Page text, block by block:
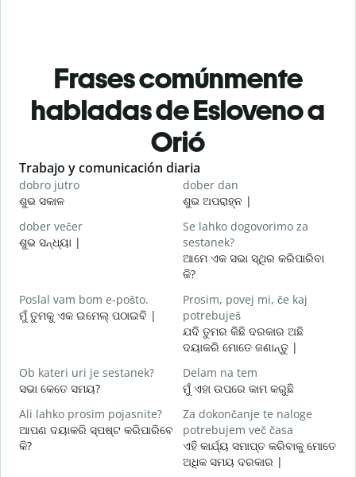
Frases comúnmente
habladas de Esloveno a
Orió
Slide 1 of 6
Trabajo y comunicación diaria
dobro jutro
ଶୁଭ ସକାଳ
dober dan
ଶୁଭ ଅପରାହ୍ନ |
dober večer
ଶୁଭ ସନ୍ଧ୍ୟା |
Se lahko dogovorimo za
sestanek?
ଆମେ ଏକ ସଭା ସ୍ଥିର କରିପାରିବା
କି?
Poslal vam bom e-pošto.
ମୁଁ ତୁମକୁ ଏକ ଇମେଲ୍ ପଠାଇବି |
Prosim, povej mi, če kaj
potrebuješ
ଯଦି ତୁମର କିଛି ଦରକାର ଅଛି
ଦୟାକରି ମୋତେ ଜଣାନ୍ତୁ |
Ob kateri uri je sestanek?
ସଭା କେତେ ସମୟ?
Delam na tem
ମୁଁ ଏହା ଉପରେ କାମ କରୁଛି
Ali lahko prosim pojasnite?
ଆପଣ ଦୟାକରି ସ୍ପଷ୍ଟ କରିପାରିବେ
କି?
Za dokončanje te naloge
potrebujem več časa
ଏହି କାର୍ଯ୍ୟ ସମାପ୍ତ କରିବାକୁ ମୋତେ
ଅଧିକ ସମୟ ଦରକାର |